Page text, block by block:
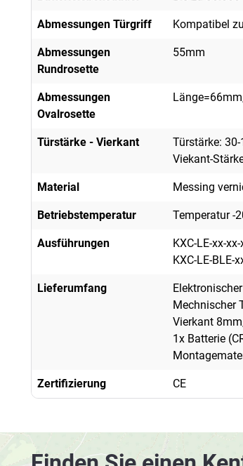
Abmessungen Türgriff Kompatibel
Abmessungen
Rundrosette
55mm
Abmessungen
Ovalrosette
Türstärke - Vierkant
Türstärke:
Viekant-
Material Messing
Betriebstemperatur Temperatur -
Ausführungen
KXC-LE-xx-
KXC-LE-
Lieferumfang
Mechnischer
Vierkant
1x Batterie
Zertifizierung CE